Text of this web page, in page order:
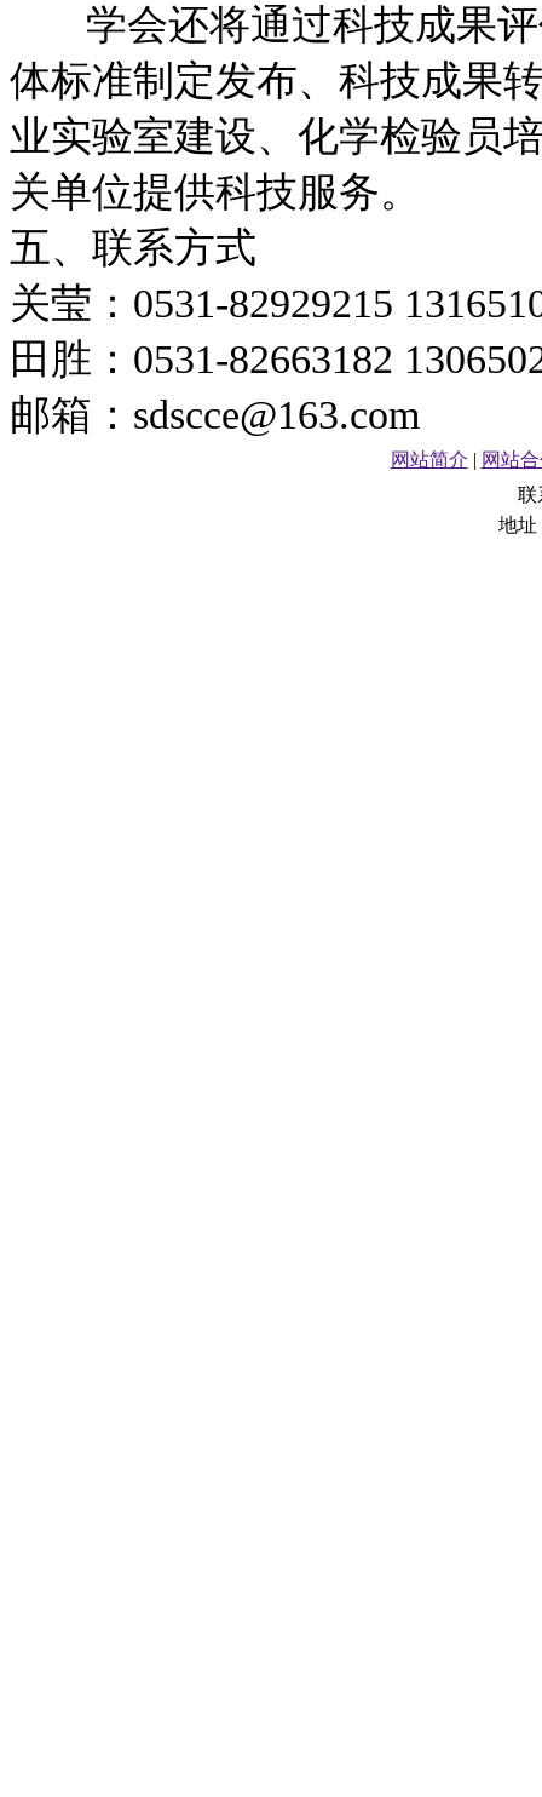
学会还将通过科技成果评
体标准制定发布、科技成果
业实验室建设、化学检验员
关单位提供科技服务。
五、联系方式
关莹：0531-82929215
田胜：0531-82663182
邮箱：sdscce@163.com
网站简介 | 网站
联
地址